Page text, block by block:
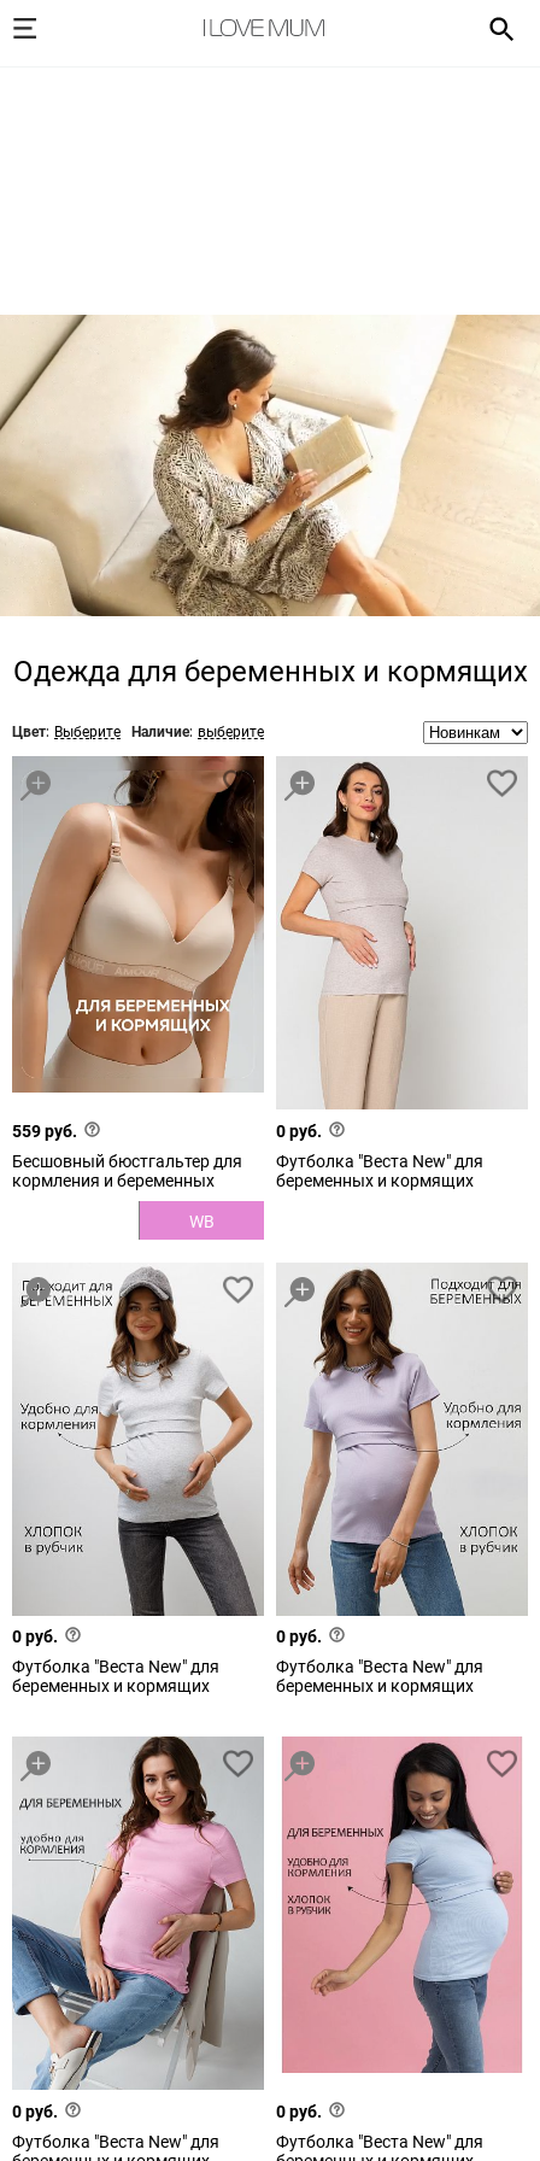
Одежда для беременных и кормящих
Цвет: Выберите Наличие: выберите
559 руб.
Бесшовный бюстгальтер для
кормления и беременных
WB
0 руб.
Футболка "Веста New" для
беременных и кормящих
0 руб.
Футболка "Веста New" для
беременных и кормящих
0 руб.
Футболка "Веста New" для
беременных и кормящих
0 руб.
Футболка "Веста New" для
0 руб.
Футболка "Веста New" для